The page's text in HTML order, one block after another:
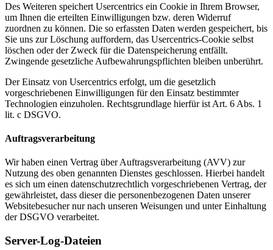
Des Weiteren speichert Usercentrics ein Cookie in Ihrem Browser,
um Ihnen die erteilten Einwilligungen bzw. deren Widerruf
zuordnen zu können. Die so erfassten Daten werden gespeichert, bis
Sie uns zur Löschung auffordern, das Usercentrics-Cookie selbst
löschen oder der Zweck für die Datenspeicherung entfällt.
Zwingende gesetzliche Aufbewahrungspflichten bleiben unberührt.
Der Einsatz von Usercentrics erfolgt, um die gesetzlich
vorgeschriebenen Einwilligungen für den Einsatz bestimmter
Technologien einzuholen. Rechtsgrundlage hierfür ist Art. 6 Abs. 1
lit. c DSGVO.
Auftragsverarbeitung
Wir haben einen Vertrag über Auftragsverarbeitung (AVV) zur
Nutzung des oben genannten Dienstes geschlossen. Hierbei handelt
es sich um einen datenschutzrechtlich vorgeschriebenen Vertrag, der
gewährleistet, dass dieser die personenbezogenen Daten unserer
Websitebesucher nur nach unseren Weisungen und unter Einhaltung
der DSGVO verarbeitet.
Server-Log-Dateien